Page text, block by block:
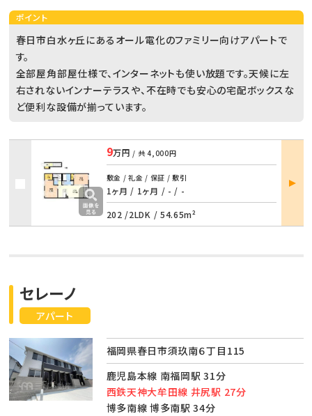
ポイント
春日市白水ヶ丘にあるオール電化のファミリー向けアパートで
す。
全部屋角部屋仕様で、インターネットも使い放題です。天候に左
右されないインナーテラスや、不在時でも安心の宅配ボックスな
ど便利な設備が揃っています。
9万円 / 共4,000円
敷金 / 礼金 / 保証 / 敷引
1ヶ月 / 1ヶ月 / - / -
202 /2LDK / 54.65m²
部屋
詳細
アパート
セレーノ
福岡県春日市須玖南６丁目115
鹿児島本線 南福岡駅 31分
西鉄天神大牟田線 井尻駅 27分
博多南線 博多南駅 34分